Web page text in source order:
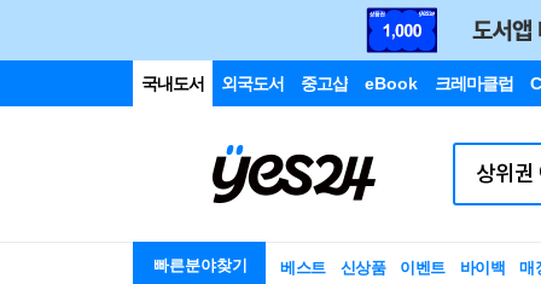
국내도서 외국도서 중고샵 eBook 크레마클럽
빠른분야찾기 베스트 신상품 이벤트 바이백 매